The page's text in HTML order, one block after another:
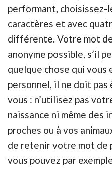
performant, choisissez-
caractères et avec
différente. Votre mot
anonyme possible, s’il
quelque chose qui vous
personnel, il ne doit
vous : n’utilisez pas
naissance ni même des
proches ou à vos
de retenir votre mot de
vous pouvez par